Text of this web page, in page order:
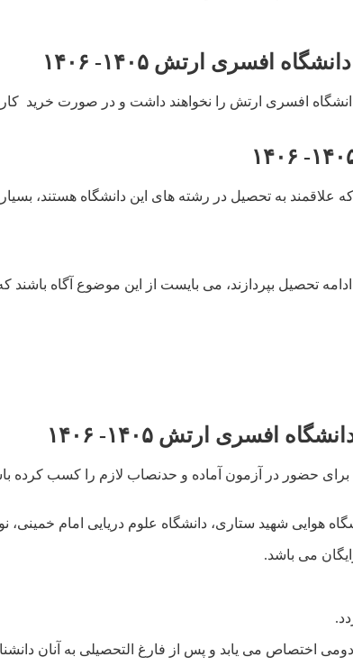
افسری ارتش ۱۴۰۵- ۱۴۰۶
دانشگاه افسری ارتش را نخواهند داشت و در صورت خرید
به تحصیل در رشته های این دانشگاه هستند،
تحصیل بپردازند، می بایست از این موضوع آگاه باشند
افسری ارتش ۱۴۰۵- ۱۴۰۶
حضور در آزمون آماده و حدنصاب لازم را کسب کرده
هوایی شهید ستاری، دانشگاه علوم دریایی امام
می باشد.